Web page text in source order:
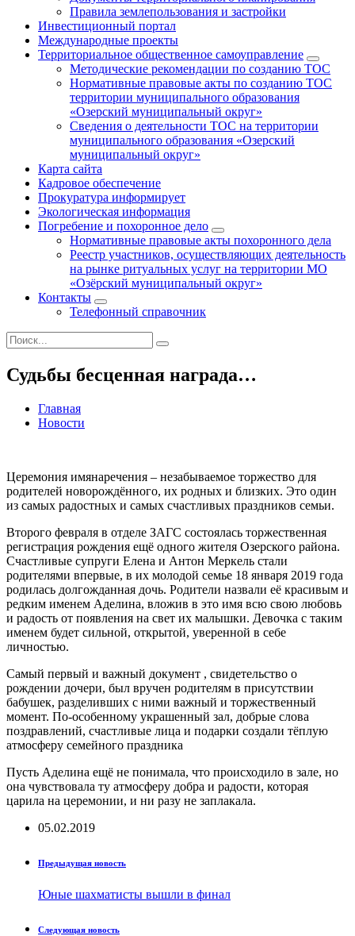
Правила землепользования и застройки
Инвестиционный портал
Международные проекты
Территориальное общественное самоуправление
Методические рекомендации по созданию ТОС
Нормативные правовые акты по созданию ТОС
территории муниципального образования
«Озерский муниципальный округ»
Сведения о деятельности ТОС на территории
муниципального образования «Озерский
муниципальный округ»
Карта сайта
Кадровое обеспечение
Прокуратура информирует
Экологическая информация
Погребение и похоронное дело
Нормативные правовые акты похоронного дела
Реестр участников, осуществляющих деятельность
на рынке ритуальных услуг на территории МО
«Озёрский муниципальный округ»
Контакты
Телефонный справочник
Судьбы бесценная награда…
Главная
Новости
Церемония имянаречения – незабываемое торжество для
родителей новорождённого, их родных и близких. Это один
из самых радостных и самых счастливых праздников семьи.
Второго февраля в отделе ЗАГС состоялась торжественная
регистрация рождения ещё одного жителя Озерского района.
Счастливые супруги Елена и Антон Меркель стали
родителями впервые, в их молодой семье 18 января 2019 года
родилась долгожданная дочь. Родители назвали её красивым и
редким именем Аделина, вложив в это имя всю свою любовь
и радость от появления на свет их малышки. Девочка с таким
именем будет сильной, открытой, уверенной в себе
личностью.
Самый первый и важный документ , свидетельство о
рождении дочери, был вручен родителям в присутствии
бабушек, разделивших с ними важный и торжественный
момент. По-особенному украшенный зал, добрые слова
поздравлений, счастливые лица и подарки создали тёплую
атмосферу семейного праздника
Пусть Аделина ещё не понимала, что происходило в зале, но
она чувствовала ту атмосферу добра и радости, которая
царила на церемонии, и ни разу не заплакала.
05.02.2019
Предыдущая новость
Юные шахматисты вышли в финал
Следующая новость